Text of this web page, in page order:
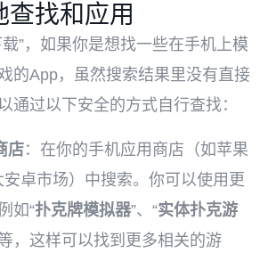
查找和应用
”，如果你是想找一些在手机上模
的App，虽然搜索结果里没有直接
通过以下安全的方式自行查找：
店：在你的手机应用商店（如苹果
卓市场）中搜索。你可以使用更
如“扑克牌模拟器”、“实体扑克游
，这样可以找到更多相关的游